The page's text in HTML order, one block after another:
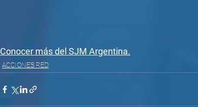
Conocer más del SJM Argentina.
ACCIONES RED